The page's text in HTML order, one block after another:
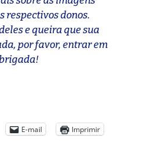
respectivos donos.
e queira que sua
por favor, entrar em
E-mail Imprimir